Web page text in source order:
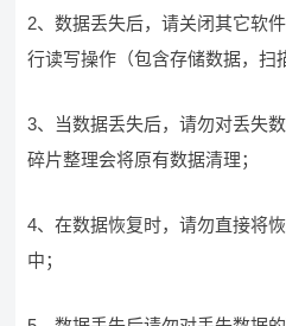
2、数据丢失后，请关闭其它软
行读写操作（包含存储数据，扫
3、当数据丢失后，请勿对丢失数
碎片整理会将原有数据清理；
4、在数据恢复时，请勿直接将
中；